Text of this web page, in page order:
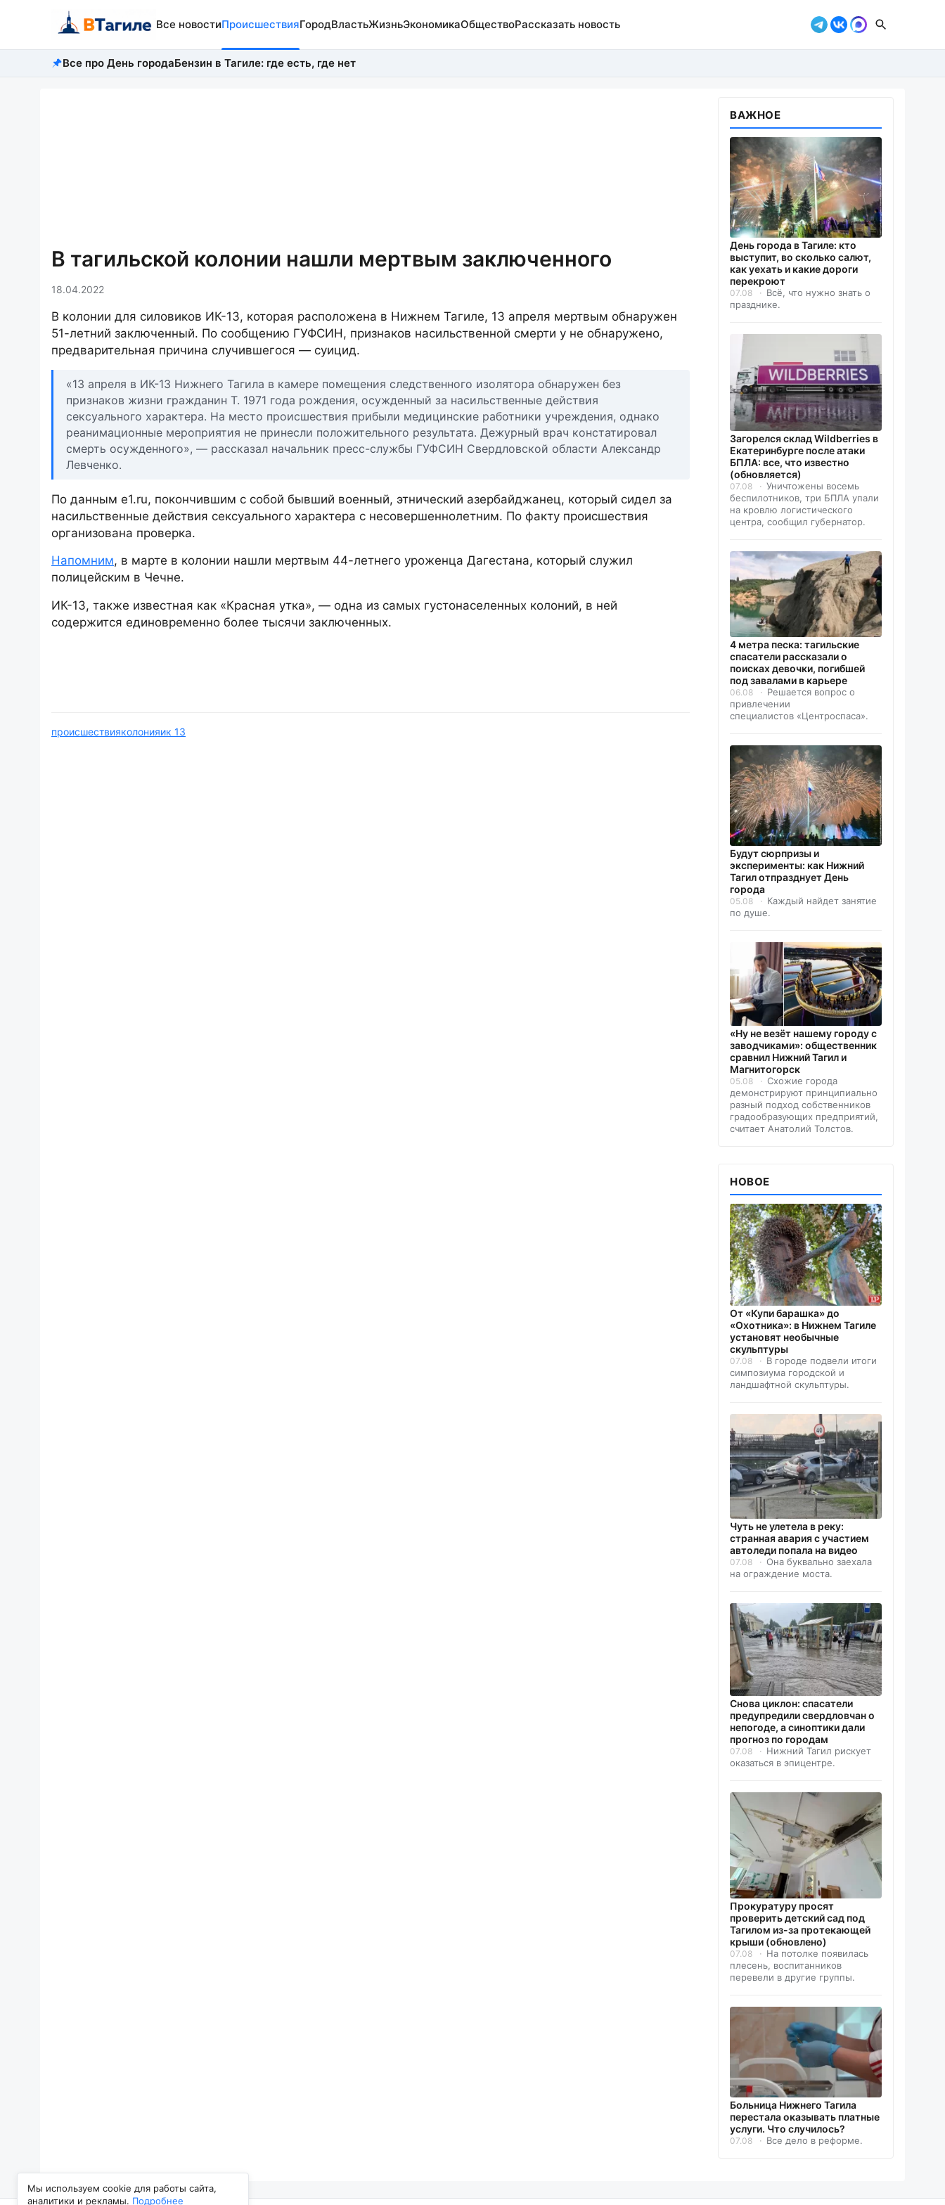
Мы используем cookie для работы сайта,
аналитики и рекламы. Подробнее
Все новостиПроисшествияГородВластьЖизньЭкономикаОбществоРассказать новость
Все про День городаБензин в Тагиле: где есть, где нет
В тагильской колонии нашли мертвым заключенного
18.04.2022
В колонии для силовиков ИК-13, которая расположена в Нижнем Тагиле, 13 апреля мертвым обнаружен
51-летний заключенный. По сообщению ГУФСИН, признаков насильственной смерти у не обнаружено,
предварительная причина случившегося — суицид.
«13 апреля в ИК-13 Нижнего Тагила в камере помещения следственного изолятора обнаружен без
признаков жизни гражданин Т. 1971 года рождения, осужденный за насильственные действия
сексуального характера. На место происшествия прибыли медицинские работники учреждения, однако
реанимационные мероприятия не принесли положительного результата. Дежурный врач констатировал
смерть осужденного», — рассказал начальник пресс-службы ГУФСИН Свердловской области Александр
Левченко.
По данным e1.ru, покончившим с собой бывший военный, этнический азербайджанец, который сидел за
насильственные действия сексуального характера с несовершеннолетним. По факту происшествия
организована проверка.
Напомним, в марте в колонии нашли мертвым 44-летнего уроженца Дагестана, который служил
полицейским в Чечне.
ИК-13, также известная как «Красная утка», — одна из самых густонаселенных колоний, в ней
содержится единовременно более тысячи заключенных.
происшествияколонияик 13
ВАЖНОЕ
День города в Тагиле: кто
выступит, во сколько салют,
как уехать и какие дороги
перекроют
07.08
Всё, что нужно знать о
празднике.
Загорелся склад Wildberries в
Екатеринбурге после атаки
БПЛА: все, что известно
(обновляется)
07.08
Уничтожены восемь
беспилотников, три БПЛА упали
на кровлю логистического
центра, сообщил губернатор.
4 метра песка: тагильские
спасатели рассказали о
поисках девочки, погибшей
под завалами в карьере
06.08
Решается вопрос о
привлечении
специалистов «Центроспаса».
Будут сюрпризы и
эксперименты: как Нижний
Тагил отпразднует День
города
05.08
Каждый найдет занятие
по душе.
«Ну не везёт нашему городу с
заводчиками»: общественник
сравнил Нижний Тагил и
Магнитогорск
05.08
Схожие города
демонстрируют принципиально
разный подход собственников
градообразующих предприятий,
считает Анатолий Толстов.
НОВОЕ
От «Купи барашка» до
«Охотника»: в Нижнем Тагиле
установят необычные
скульптуры
07.08
В городе подвели итоги
симпозиума городской и
ландшафтной скульптуры.
Чуть не улетела в реку:
странная авария с участием
автоледи попала на видео
07.08
Она буквально заехала
на ограждение моста.
Снова циклон: спасатели
предупредили свердловчан о
непогоде, а синоптики дали
прогноз по городам
07.08
Нижний Тагил рискует
оказаться в эпицентре.
Прокуратуру просят
проверить детский сад под
Тагилом из-за протекающей
крыши (обновлено)
07.08
На потолке появилась
плесень, воспитанников
перевели в другие группы.
Больница Нижнего Тагила
перестала оказывать платные
услуги. Что случилось?
07.08 Все дело в реформе.